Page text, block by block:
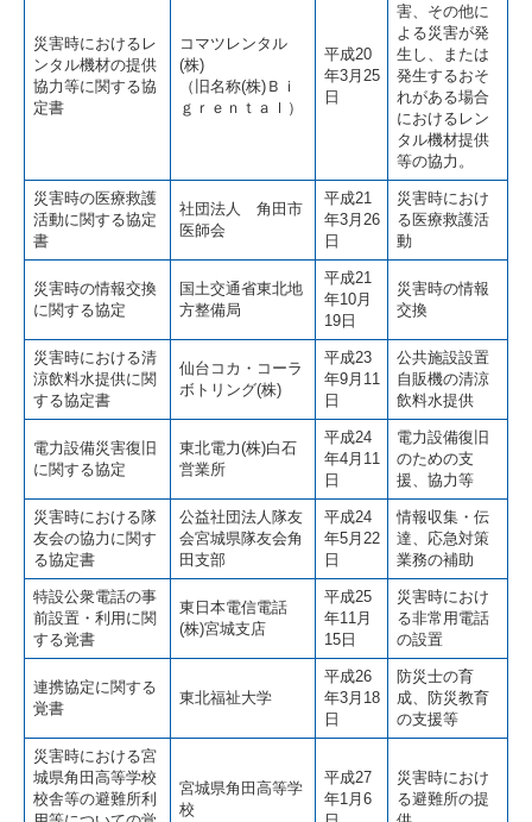
災害時におけるレ
ンタル機材の提供
協力等に関する協
定書
コマツレンタル
(株)
（旧名称(株)Ｂｉ
ｇｒｅｎｔａｌ）
平成20
年3月25
日
害、その他に
よる災害が発
生し、または
発生するおそ
れがある場合
におけるレン
タル機材提供
等の協力。
災害時の医療救護
活動に関する協定
書
社団法人 角田市
医師会
平成21
年3月26
日
災害時におけ
る医療救護活
動
災害時の情報交換
に関する協定
国土交通省東北地
方整備局
平成21
年10月
19日
災害時の情報
交換
災害時における清
涼飲料水提供に関
する協定書
仙台コカ・コーラ
ボトリング(株)
平成23
年9月11
日
公共施設設置
自販機の清涼
飲料水提供
電力設備災害復旧
に関する協定
東北電力(株)白石
営業所
平成24
年4月11
日
電力設備復旧
のための支
援、協力等
災害時における隊
友会の協力に関す
る協定書
公益社団法人隊友
会宮城県隊友会角
田支部
平成24
年5月22
日
情報収集・伝
達、応急対策
業務の補助
特設公衆電話の事
前設置・利用に関
する覚書
東日本電信電話
(株)宮城支店
平成25
年11月
15日
災害時におけ
る非常用電話
の設置
連携協定に関する
覚書
東北福祉大学
平成26
年3月18
日
防災士の育
成、防災教育
の支援等
災害時における宮
城県角田高等学校
校舎等の避難所利
宮城県角田高等学
校
平成27
年1月6
災害時におけ
る避難所の提